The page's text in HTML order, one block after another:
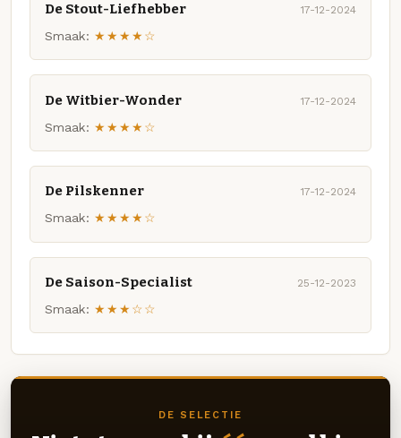
De Stout-Liefhebber 17-12-2024
Smaak: ★★★★☆
De Witbier-Wonder 17-12-2024
Smaak: ★★★★☆
De Pilskenner 17-12-2024
Smaak: ★★★★☆
De Saison-Specialist 25-12-2023
Smaak: ★★★☆☆
DE SELECTIE